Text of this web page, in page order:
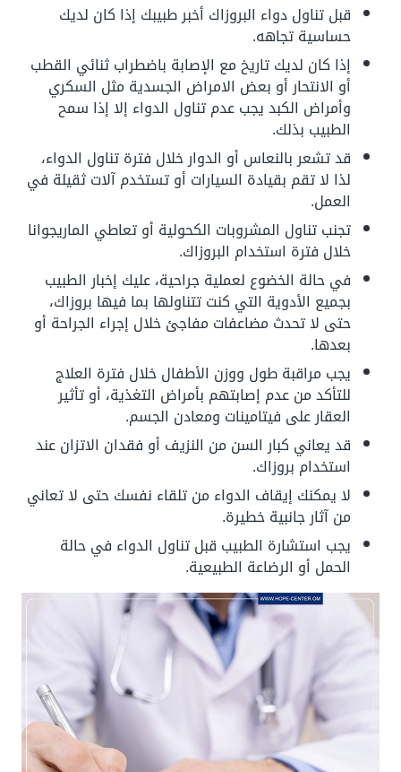
قبل تناول دواء البروزاك أخبر طبيبك إذا كان لديك
حساسية تجاهه.
إذا كان لديك تاريخ مع الإصابة باضطراب ثنائي القطب
أو الانتحار أو بعض الامراض الجسدية مثل السكري
وأمراض الكبد يجب عدم تناول الدواء إلا إذا سمح
الطبيب بذلك.
قد تشعر بالنعاس أو الدوار خلال فترة تناول الدواء،
لذا لا تقم بقيادة السيارات أو تستخدم آلات ثقيلة في
العمل.
تجنب تناول المشروبات الكحولية أو تعاطي الماريجوانا
خلال فترة استخدام البروزاك.
في حالة الخضوع لعملية جراحية، عليك إخبار الطبيب
بجميع الأدوية التي كنت تتناولها بما فيها بروزاك،
حتى لا تحدث مضاعفات مفاجئ خلال إجراء الجراحة أو
بعدها.
يجب مراقبة طول ووزن الأطفال خلال فترة العلاج
للتأكد من عدم إصابتهم بأمراض التغذية، أو تأثير
العقار على فيتامينات ومعادن الجسم.
قد يعاني كبار السن من النزيف أو فقدان الاتزان عند
استخدام بروزاك.
لا يمكنك إيقاف الدواء من تلقاء نفسك حتى لا تعاني
من آثار جانبية خطيرة.
يجب استشارة الطبيب قبل تناول الدواء في حالة
الحمل أو الرضاعة الطبيعية.